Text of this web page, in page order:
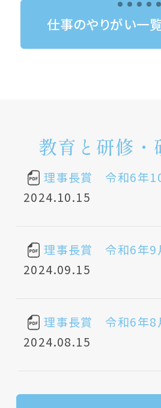
仕事のやりがい一
教育と研修・
理事長賞 令和6年
2024.10.15
理事長賞 令和6年9
2024.09.15
理事長賞 令和6年8
2024.08.15